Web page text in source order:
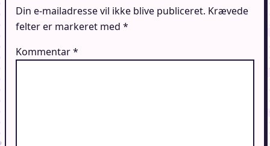
Din e-mailadresse vil ikke blive publiceret. Krævede
felter er markeret med *
Kommentar*